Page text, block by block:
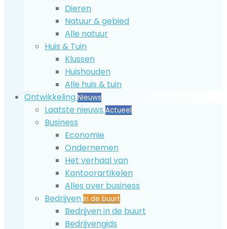
Dieren
Natuur & gebied
Alle natuur
Huis & Tuin
Klussen
Huishouden
Alle huis & tuin
Ontwikkeling Nieuws
Laatste nieuws Actueel
Business
Economie
Ondernemen
Het verhaal van
Kantoorartikelen
Alles over business
Bedrijven In de buurt
Bedrijven in de buurt
Bedrijvengids